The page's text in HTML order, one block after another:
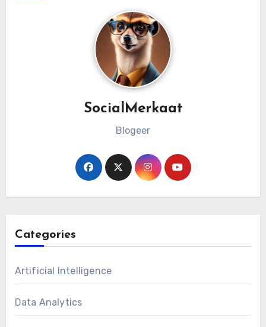
SocialMerkaat
Blogeer
Categories
Artificial Intelligence
Data Analytics